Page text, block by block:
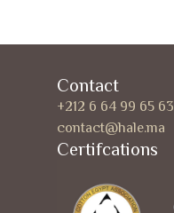
Contact
+212 6 64 99 65 63
contact@hale.ma
Certifcations